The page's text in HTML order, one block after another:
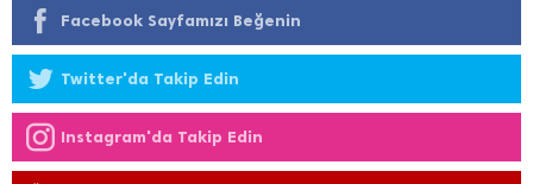
Facebook Sayfamızı Beğenin
Twitter'da Takip Edin
Instagram'da Takip Edin